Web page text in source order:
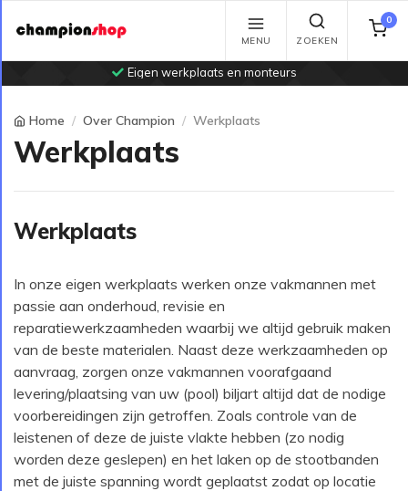
Eigen werkplaats en monteurs
MENU ZOEKEN
0
Home Over Champion Werkplaats
Werkplaats
Werkplaats
In onze eigen werkplaats werken onze vakmannen met
passie aan onderhoud, revisie en
reparatiewerkzaamheden waarbij we altijd gebruik maken
van de beste materialen. Naast deze werkzaamheden op
aanvraag, zorgen onze vakmannen voorafgaand
levering/plaatsing van uw (pool) biljart altijd dat de nodige
voorbereidingen zijn getroffen. Zoals controle van de
leistenen of deze de juiste vlakte hebben (zo nodig
worden deze geslepen) en het laken op de stootbanden
met de juiste spanning wordt geplaatst zodat op locatie